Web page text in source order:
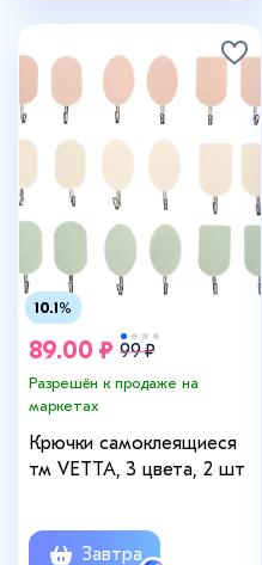
10.1%
89.00 ₽ 99 ₽
Разрешён к продаже на
маркетах
Крючки самоклеящиеся
тм VETTA, 3 цвета, 2 шт
Завтра